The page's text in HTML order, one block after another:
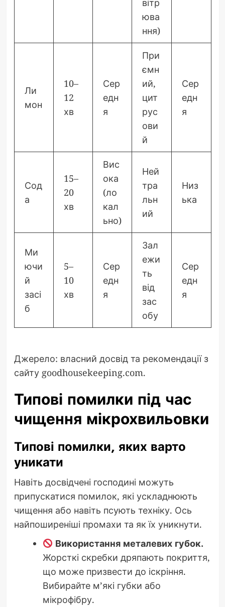
вітр
юва
ння)
Ли
мон
10–
12
хв
Сер
едн
я
При
ємн
ий,
цит
рус
ови
й
Сер
едн
я
Сод
а
15–
20
хв
Вис
ока
(ло
кал
ьно)
Ней
тра
льн
ий
Низ
ька
Ми
ючи
й
засі
б
5–
10
хв
Сер
едн
я
Зал
ежи
ть
від
зас
обу
Сер
едн
я
Джерело: власний досвід та рекомендації з
сайту goodhousekeeping.com.
Типові помилки під час
чищення мікрохвильовки
Типові помилки, яких варто
уникати
Навіть досвідчені господині можуть
припускатися помилок, які ускладнюють
чищення або навіть псують техніку. Ось
найпоширеніші промахи та як їх уникнути.
Використання металевих губок.
Жорсткі скребки дряпають покриття,
що може призвести до іскріння.
Вибирайте м’які губки або
мікрофібру.